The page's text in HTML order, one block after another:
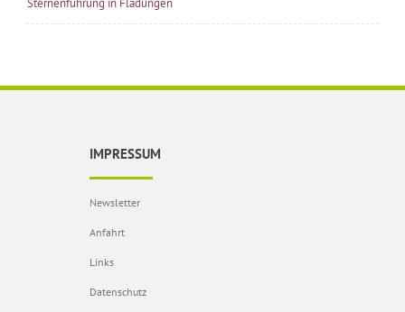
Sternenführung in Fladungen
IMPRESSUM
Newsletter
Anfahrt
Links
Datenschutz